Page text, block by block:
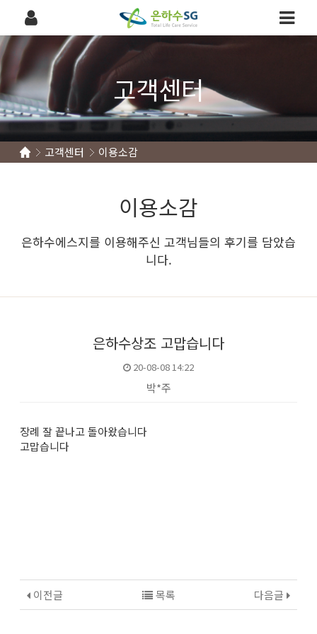
고객센터
고객센터 이용소감
이용소감
은하수에스지를 이용해주신 고객님들의 후기를 담았습
니다.
은하수상조 고맙습니다
20-08-08 14:22
박*주
본문
장례 잘 끝나고 돌아왔습니다
고맙습니다
이전글 다음글
목록